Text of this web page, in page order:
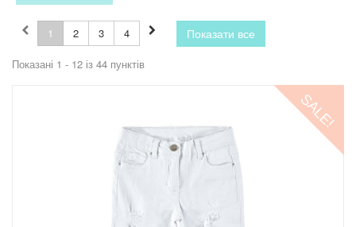
Показати все
1 2 3 4
Показані 1 - 12 із 44 пунктів
SALE!